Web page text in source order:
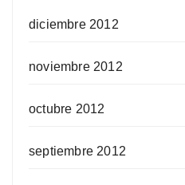
diciembre 2012
noviembre 2012
octubre 2012
septiembre 2012